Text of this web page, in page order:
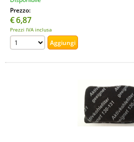
Prezzo:
€6,87
Prezzi IVA inclusa